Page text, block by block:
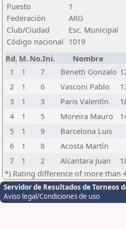
Puesto
1
Federación
ARG
Club/Ciudad
Esc. Municipal
Código nacional 1019
Rd. M. No.Ini. Nombre
1
1 7 Benetti Gonzalo
2
1 6 Vasconi Pablo
3
1 3 Paris Valentín
4
1 5 Moreira Mauro
5
1 9 Barcelona Luis
6
1 8 Acosta Martín
7
1 2 Alcantara Juan
*) Rating difference of more than
Servidor de Resultados de Torneos
Aviso legal/Condiciones de uso